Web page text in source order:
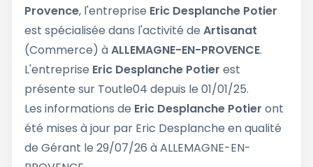
Provence, l'entreprise Eric Desplanche Potier
est spécialisée dans l'activité de Artisanat
(Commerce) àALLEMAGNE-EN-PROVENCE.
L'entreprise Eric Desplanche Potier est
présente sur Toutle04 depuis le 01/01/25.
Les informations de Eric Desplanche Potier ont
été mises à jour par Eric Desplanche en qualité
de Gérant le 29/07/26 à ALLEMAGNE-EN-